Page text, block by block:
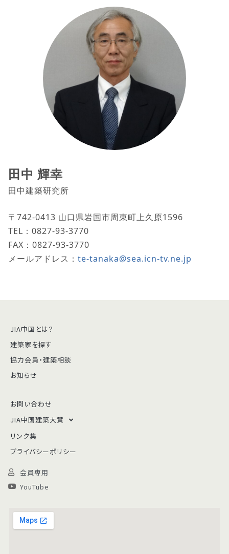
田中 輝幸
田中建築研究所
〒742-0413 山口県岩国市周東町上久原1596
TEL：0827-93-3770
FAX：0827-93-3770
メールアドレス： te-tanaka@sea.icn-tv.ne.jp
JIA中国とは？
建築家を探す
協力会員・建築相談
お知らせ
お問い合わせ
JIA中国建築大賞
リンク集
プライバシーポリシー
会員専用
YouTube